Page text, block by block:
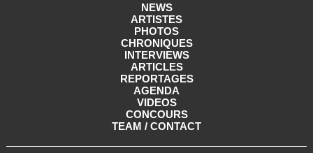
NEWS
ARTISTES
PHOTOS
CHRONIQUES
INTERVIEWS
ARTICLES
REPORTAGES
AGENDA
VIDEOS
CONCOURS
TEAM / CONTACT